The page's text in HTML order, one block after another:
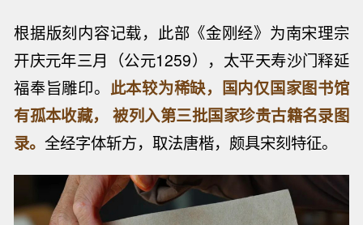
根据版刻内容记载，此部《金刚经》为南宋理宗
开庆元年三月（公元1259），太平天寿沙门释延
福奉旨雕印。 此本较为稀缺，国内仅国家图书馆
有孤本收藏， 被列入第三批国家珍贵古籍名录图
录。全经字体斩方，取法唐楷，颇具宋刻特征。